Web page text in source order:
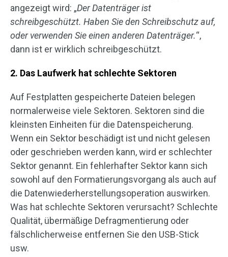
angezeigt wird: „Der Datenträger ist
schreibgeschützt. Haben Sie den Schreibschutz auf,
oder verwenden Sie einen anderen Datenträger.“,
dann ist er wirklich schreibgeschützt.
2. Das Laufwerk hat schlechte Sektoren
Auf Festplatten gespeicherte Dateien belegen
normalerweise viele Sektoren. Sektoren sind die
kleinsten Einheiten für die Datenspeicherung.
Wenn ein Sektor beschädigt ist und nicht gelesen
oder geschrieben werden kann, wird er schlechter
Sektor genannt. Ein fehlerhafter Sektor kann sich
sowohl auf den Formatierungsvorgang als auch auf
die Datenwiederherstellungsoperation auswirken.
Was hat schlechte Sektoren verursacht? Schlechte
Qualität, übermäßige Defragmentierung oder
fälschlicherweise entfernen Sie den USB-Stick
usw.